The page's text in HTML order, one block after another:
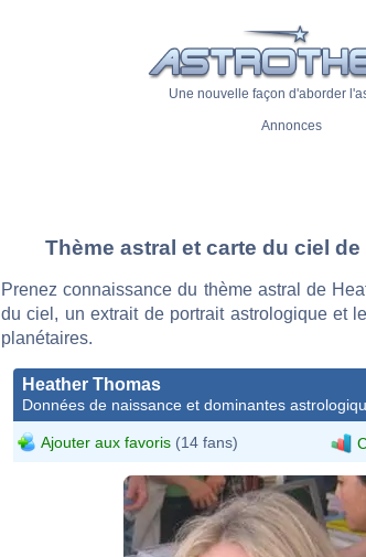
Une nouvelle façon d'aborder
Annonces
Thème astral et carte du ciel
Prenez connaissance du thème astral de
du ciel, un extrait de portrait astrologique et
planétaires.
Heather Thomas
Données de naissance et dominantes
Ajouter aux favoris (14 fans)